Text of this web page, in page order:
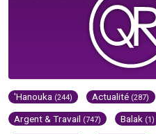
'Hanouka (244) Actualité (287)
Argent & Travail (747) Balak (1)